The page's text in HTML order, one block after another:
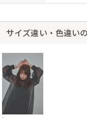
サイズ違い・色違い